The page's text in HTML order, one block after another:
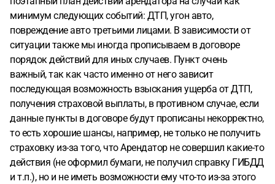
минимум следующих событий: ДТП, угон авто,
повреждение авто третьими лицами. В зависимости от
ситуации также мы иногда прописываем в договоре
порядок действий для иных случаев. Пункт очень
важный, так как часто именно от него зависит
последующая возможность взыскания ущерба от ДТП,
получения страховой выплаты, в противном случае, если
данные пункты в договоре будут прописаны некорректно,
то есть хорошие шансы, например, не только не получить
страховку из-за того, что Арендатор не совершил какие-то
действия (не оформил бумаги, не получил справку ГИБДД
и т.п.), но и не иметь возможности ему что-то из-за этого